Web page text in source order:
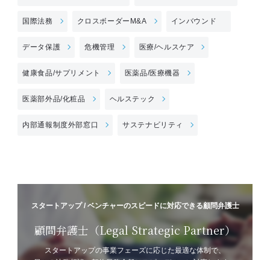
国際法務 クロスボーダーM&A インバウンド
データ保護 危機管理 医療/ヘルスケア
健康食品/サプリメント 医薬品/医療機器
医薬部外品/化粧品 ヘルステック
内部通報制度外部窓口 サステナビリティ
スタートアップ / ベンチャーのスピードに対応できる顧問弁護士
顧問弁護士（Legal Strategic Partner）
スタートアップの事業フェーズに応じた最適な体制で、